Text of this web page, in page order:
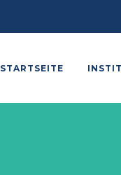
STARTSEITE